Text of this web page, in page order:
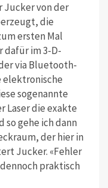
Jucker von der
die
ersten Mal
dafür im 3-D-
via Bluetooth-
elektronische
sogenannte
Laser die exakte
so gehe ich dann
der hier in
Jucker. «Fehler
praktisch